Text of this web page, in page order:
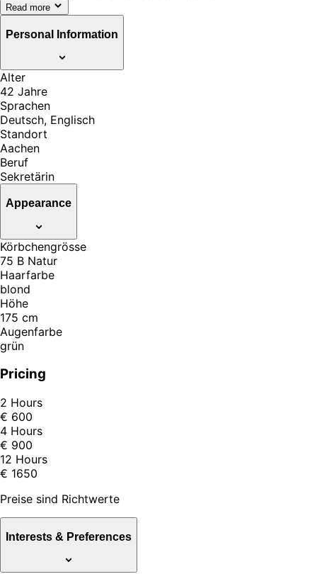
Read more
Personal Information
Alter
42 Jahre
Sprachen
Deutsch, Englisch
Standort
Aachen
Beruf
Sekretärin
Appearance
Körbchengrösse
75 B Natur
Haarfarbe
blond
Höhe
175 cm
Augenfarbe
grün
Pricing
2 Hours
€ 600
4 Hours
€ 900
12 Hours
€ 1650
Preise sind Richtwerte
Interests & Preferences